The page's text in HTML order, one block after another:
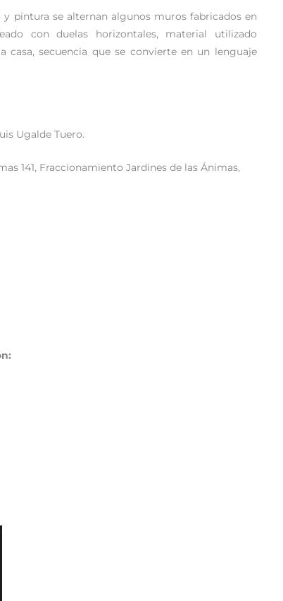
pintura se alternan algunos muros fabricados en
con duelas horizontales, material utilizado
casa, secuencia que se convierte en un lenguaje
Ugalde Tuero.
141, Fraccionamiento Jardines de las Ánimas,